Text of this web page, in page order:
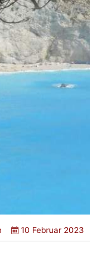
10 Februar 2023